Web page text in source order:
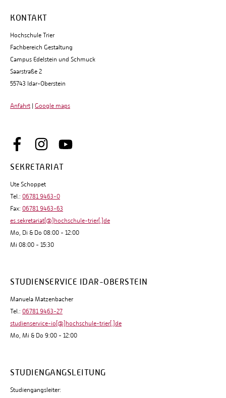
KONTAKT
Hochschule Trier
Fachbereich Gestaltung
Campus Edelstein und Schmuck
Saarstraße 2
55743 Idar-Oberstein
Anfahrt | Google maps
SEKRETARIAT
Ute Schoppet
Tel.: 06781 9463-0
Fax: 06781 9463-63
es.sekretariat[@]hochschule-trier[.]de
Mo, Di & Do 08:00 - 12:00
Mi 08:00 - 15:30
STUDIENSERVICE IDAR-OBERSTEIN
Manuela Matzenbacher
Tel.: 06781 9463-27
studienservice-io[@]hochschule-trier[.]de
Mo, Mi & Do 9:00 - 12:00
STUDIENGANGSLEITUNG
Studiengangsleiter: